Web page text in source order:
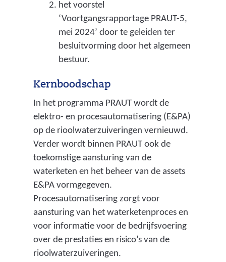
n
k
e
u
w
o
r
d
t
g
e
m
a
a
k
t
v
het voorstel
‘Voortgangsrapportage PRAUT-5,
mei 2024’ door te geleiden ter
besluitvorming door het algemeen
bestuur.
Kernboodschap
In het programma PRAUT wordt de
elektro- en procesautomatisering (E&PA)
op de rioolwaterzuiveringen vernieuwd.
Verder wordt binnen PRAUT ook de
toekomstige aansturing van de
waterketen en het beheer van de assets
E&PA vormgegeven.
Procesautomatisering zorgt voor
aansturing van het waterketenproces en
voor informatie voor de bedrijfsvoering
over de prestaties en risico’s van de
rioolwaterzuiveringen.